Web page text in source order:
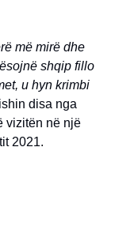
më mirë dhe
shqip fillo
u hyn krimbi
disa nga
vizitën në një
2021.